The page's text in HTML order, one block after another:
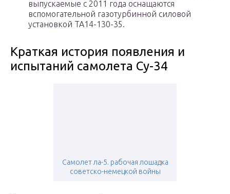
выпускаемые с 2011 года оснащаются
вспомогательной газотурбинной силовой
установкой ТА14-130-35.
Краткая история появления и
испытаний самолета Су-34
Самолет ла-5. рабочая лошадка
советско-немецкой войны